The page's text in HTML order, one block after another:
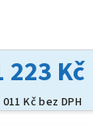
223 Kč
011 Kč bez DPH